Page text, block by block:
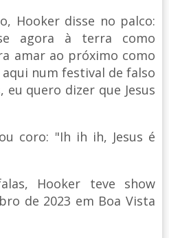
Hooker disse no palco:
agora à terra como
amar ao próximo como
num festival de falso
eu quero dizer que Jesus
coro: "Ih ih ih, Jesus é
Hooker teve show
de 2023 em Boa Vista